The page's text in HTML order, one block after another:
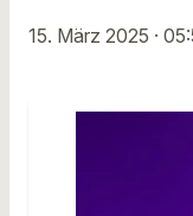
15. März 2025 ·